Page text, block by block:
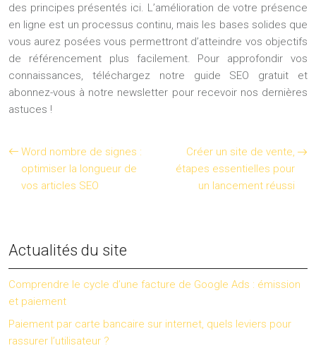
des principes présentés ici. L’amélioration de votre présence
en ligne est un processus continu, mais les bases solides que
vous aurez posées vous permettront d’atteindre vos objectifs
de référencement plus facilement. Pour approfondir vos
connaissances, téléchargez notre guide SEO gratuit et
abonnez-vous à notre newsletter pour recevoir nos dernières
astuces !
Word nombre de signes :
optimiser la longueur de
vos articles SEO
Créer un site de vente,
étapes essentielles pour
un lancement réussi
Actualités du site
Comprendre le cycle d’une facture de Google Ads : émission
et paiement
Paiement par carte bancaire sur internet, quels leviers pour
rassurer l’utilisateur ?